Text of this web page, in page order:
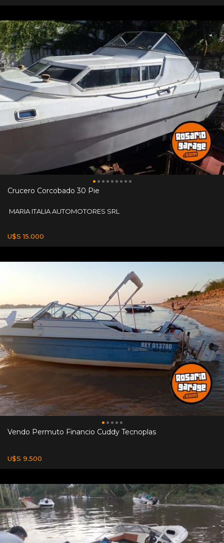
Crucero Corcobado 30 Pie
MARIA ITALIA AUTOMOTORES SRL
U$S 15.000
Vendo Permuto Financio Cuddy Tecnoplas
U$S 9.500